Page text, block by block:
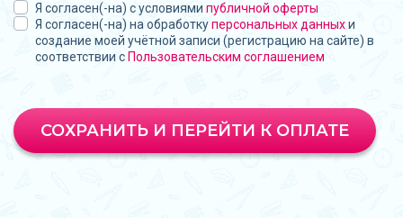
Я согласен(-на) с условиями публичной оферты
Я согласен(-на) на обработкуперсональных данныхи
создание моей учётной записи (регистрацию на сайте) в
соответствии с Пользовательским соглашением
СОХРАНИТЬ И ПЕРЕЙТИ К ОПЛАТЕ